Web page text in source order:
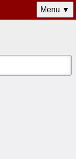
Menu ▼